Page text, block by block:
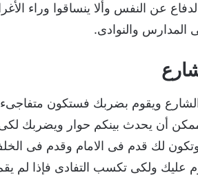
عن النفس وألا ينساقوا وراء
المدارس والنوادى.
ويقوم بضربك فستكون متفاجىء
أن يحدث بينكم حوار ويضربك
لك قدم فى الامام وقدم فى
عليك ولكى تكسب التفادى فإذا لم